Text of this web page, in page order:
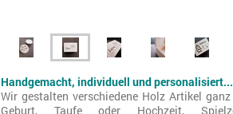
Handgemacht, individuell und personalisiert...
Wir gestalten verschiedene Holz Artikel
Geburt, Taufe oder Hochzeit,